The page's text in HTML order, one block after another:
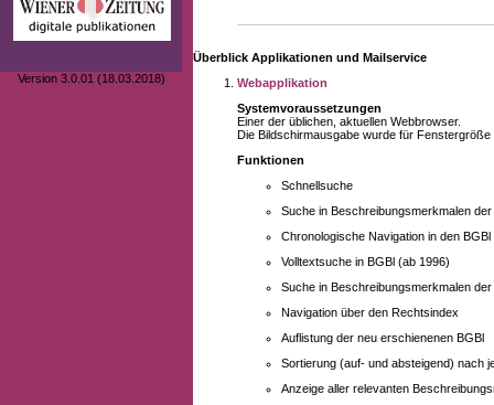
Version 3.0.01 (18.03.2018)
Überblick Applikationen und Mailservice
Webapplikation
Systemvoraussetzungen
Einer der üblichen, aktuellen Webbrowser.
Die Bildschirmausgabe wurde für
Funktionen
Schnellsuche
Suche in Beschreibungsmerkmalen
Chronologische Navigation in den BGBl
Volltextsuche in BGBl (ab 1996)
Suche in Beschreibungsmerkmalen
Navigation über den Rechtsindex
Auflistung der neu erschienenen BGBl
Sortierung (auf- und absteigend) nach
Anzeige aller relevanten